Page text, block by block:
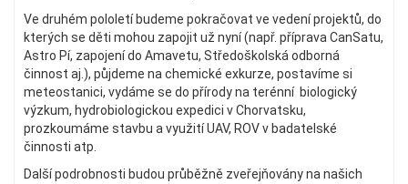
Ve druhém pololetí budeme pokračovat ve vedení projektů, do
kterých se děti mohou zapojit už nyní (např. příprava CanSatu,
Astro Pí, zapojení do Amavetu, Středoškolská odborná
činnost aj.), půjdeme na chemické exkurze, postavíme si
meteostanici, vydáme se do přírody na terénní biologický
výzkum, hydrobiologickou expedici v Chorvatsku,
prozkoumáme stavbu a využití UAV, ROV v badatelské
činnosti atp.
Další podrobnosti budou průběžně zveřejňovány na našich